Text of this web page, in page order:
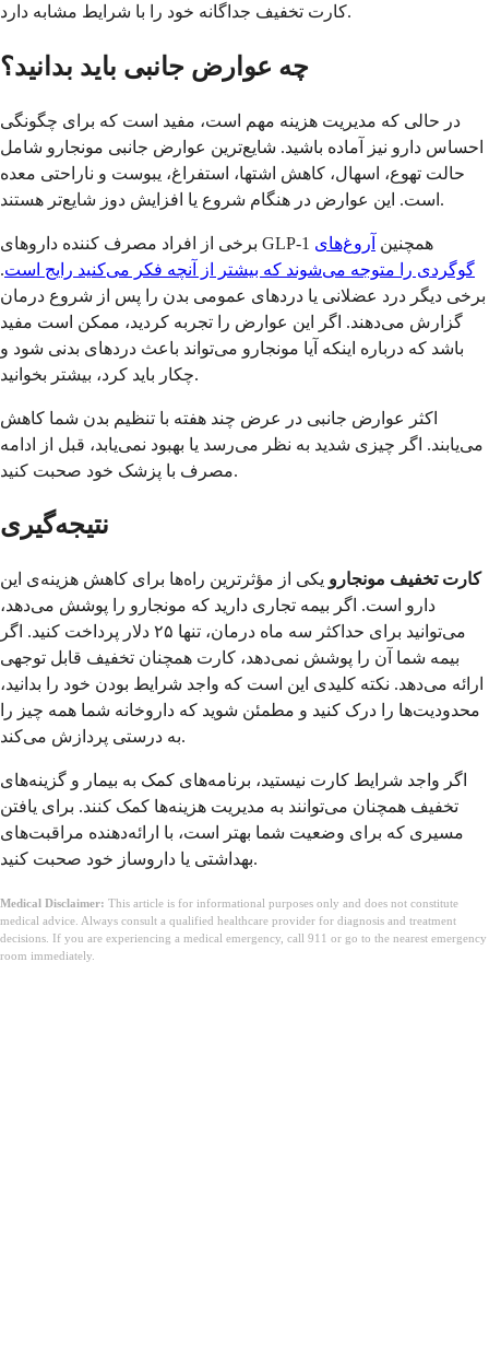
کارت تخفیف جداگانه خود را با شرایط مشابه دارد.
چه عوارض جانبی باید بدانید؟
در حالی که مدیریت هزینه مهم است، مفید است که برای چگونگی
احساس دارو نیز آماده باشید. شایع‌ترین عوارض جانبی مونجارو شامل
حالت تهوع، اسهال، کاهش اشتها، استفراغ، یبوست و ناراحتی معده
است. این عوارض در هنگام شروع یا افزایش دوز شایع‌تر هستند.
برخی از افراد مصرف کننده داروهای GLP-1 همچنین آروغ‌های
گوگردی را متوجه می‌شوند که بیشتر از آنچه فکر می‌کنید رایج است.
برخی دیگر درد عضلانی یا دردهای عمومی بدن را پس از شروع درمان
گزارش می‌دهند. اگر این عوارض را تجربه کردید، ممکن است مفید
باشد که درباره اینکه آیا مونجارو می‌تواند باعث دردهای بدنی شود و
چکار باید کرد، بیشتر بخوانید.
اکثر عوارض جانبی در عرض چند هفته با تنظیم بدن شما کاهش
می‌یابند. اگر چیزی شدید به نظر می‌رسد یا بهبود نمی‌یابد، قبل از ادامه
مصرف با پزشک خود صحبت کنید.
نتیجه‌گیری
کارت تخفیف مونجارو یکی از مؤثرترین راه‌ها برای کاهش هزینه‌ی این
دارو است. اگر بیمه تجاری دارید که مونجارو را پوشش می‌دهد،
می‌توانید برای حداکثر سه ماه درمان، تنها ۲۵ دلار پرداخت کنید. اگر
بیمه شما آن را پوشش نمی‌دهد، کارت همچنان تخفیف قابل توجهی
ارائه می‌دهد. نکته کلیدی این است که واجد شرایط بودن خود را بدانید،
محدودیت‌ها را درک کنید و مطمئن شوید که داروخانه شما همه چیز را
به درستی پردازش می‌کند.
اگر واجد شرایط کارت نیستید، برنامه‌های کمک به بیمار و گزینه‌های
تخفیف همچنان می‌توانند به مدیریت هزینه‌ها کمک کنند. برای یافتن
مسیری که برای وضعیت شما بهتر است، با ارائه‌دهنده مراقبت‌های
بهداشتی یا داروساز خود صحبت کنید.
Medical Disclaimer: This article is for informational purposes only and does not constitute
medical advice. Always consult a qualified healthcare provider for diagnosis and treatment
decisions. If you are experiencing a medical emergency, call 911 or go to the nearest emergency
room immediately.